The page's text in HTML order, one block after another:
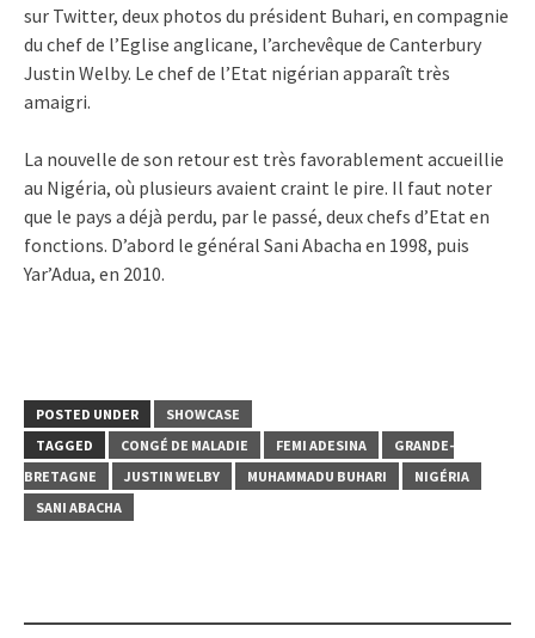
sur Twitter, deux photos du président Buhari, en compagnie
du chef de l’Eglise anglicane, l’archevêque de Canterbury
Justin Welby. Le chef de l’Etat nigérian apparaît très
amaigri.
La nouvelle de son retour est très favorablement accueillie
au Nigéria, où plusieurs avaient craint le pire. Il faut noter
que le pays a déjà perdu, par le passé, deux chefs d’Etat en
fonctions. D’abord le général Sani Abacha en 1998, puis
Yar’Adua, en 2010.
POSTED UNDER
SHOWCASE
TAGGED
CONGÉ DE MALADIE FEMI ADESINA
GRANDE-
BRETAGNE
JUSTIN WELBY MUHAMMADU BUHARI
NIGÉRIA
SANI ABACHA